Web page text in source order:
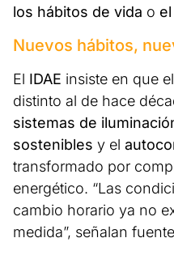
los hábitos de vida o
Nuevos hábitos,
El IDAE insiste en que
distinto al de hace
sistemas de
sostenibles y el
transformado por
energético. “Las
cambio horario ya no
medida”, señalan